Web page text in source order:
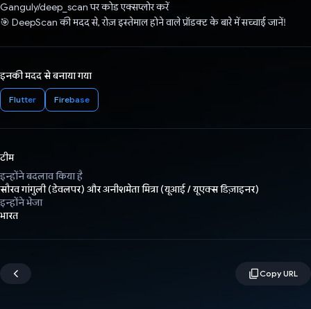
Ganguly/deep_scan पर कोड एक्सप्लोर करें
🎯 DeepScan की मदद से, रोज़ इस्तेमाल होने वाले प्रॉडक्ट के बारे में सच्चाई जानें!
इनकी मदद से बनाया गया
Flutter Firebase
टीम
इन्होंने बदलाव किया है
सौरव गांगुली (डेवलपर) और अनीशमेता मित्रा (यूआई / यूएक्स डिज़ाइनर)
इन्होंने भेजा
भारत